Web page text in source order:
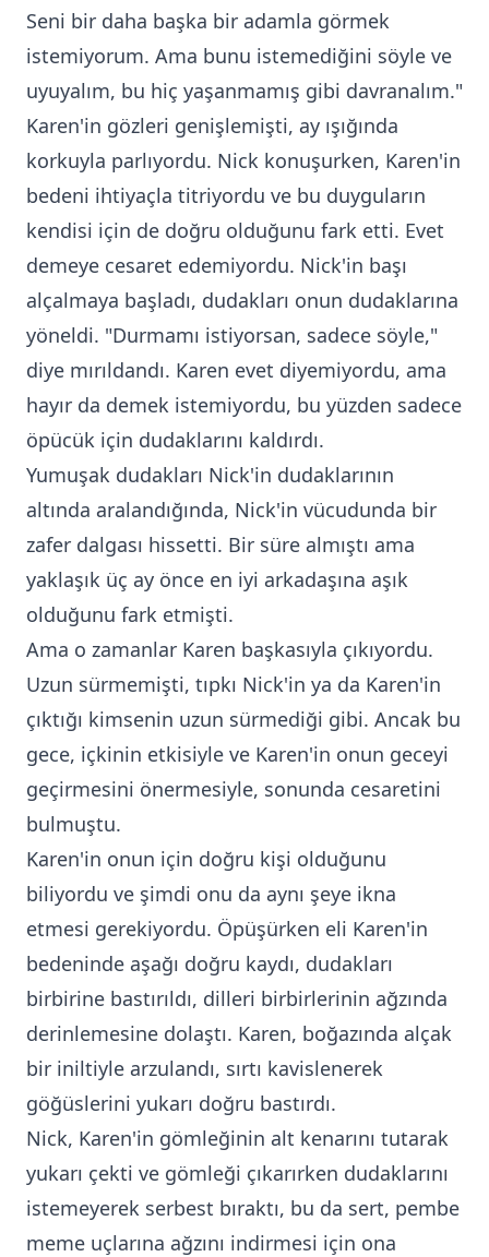
Seni bir daha başka bir adamla görmek
istemiyorum. Ama bunu istemediğini söyle ve
uyuyalım, bu hiç yaşanmamış gibi davranalım."
Karen'in gözleri genişlemişti, ay ışığında
korkuyla parlıyordu. Nick konuşurken, Karen'in
bedeni ihtiyaçla titriyordu ve bu duyguların
kendisi için de doğru olduğunu fark etti. Evet
demeye cesaret edemiyordu. Nick'in başı
alçalmaya başladı, dudakları onun dudaklarına
yöneldi. "Durmamı istiyorsan, sadece söyle,"
diye mırıldandı. Karen evet diyemiyordu, ama
hayır da demek istemiyordu, bu yüzden sadece
öpücük için dudaklarını kaldırdı.
Yumuşak dudakları Nick'in dudaklarının
altında aralandığında, Nick'in vücudunda bir
zafer dalgası hissetti. Bir süre almıştı ama
yaklaşık üç ay önce en iyi arkadaşına aşık
olduğunu fark etmişti.
Ama o zamanlar Karen başkasıyla çıkıyordu.
Uzun sürmemişti, tıpkı Nick'in ya da Karen'in
çıktığı kimsenin uzun sürmediği gibi. Ancak bu
gece, içkinin etkisiyle ve Karen'in onun geceyi
geçirmesini önermesiyle, sonunda cesaretini
bulmuştu.
Karen'in onun için doğru kişi olduğunu
biliyordu ve şimdi onu da aynı şeye ikna
etmesi gerekiyordu. Öpüşürken eli Karen'in
bedeninde aşağı doğru kaydı, dudakları
birbirine bastırıldı, dilleri birbirlerinin ağzında
derinlemesine dolaştı. Karen, boğazında alçak
bir iniltiyle arzulandı, sırtı kavislenerek
göğüslerini yukarı doğru bastırdı.
Nick, Karen'in gömleğinin alt kenarını tutarak
yukarı çekti ve gömleği çıkarırken dudaklarını
istemeyerek serbest bıraktı, bu da sert, pembe
meme uçlarına ağzını indirmesi için ona